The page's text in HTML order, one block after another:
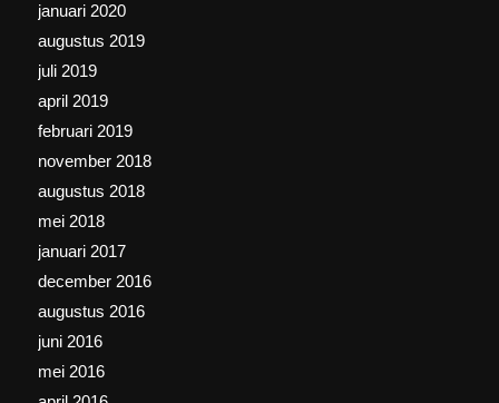
januari 2020
augustus 2019
juli 2019
april 2019
februari 2019
november 2018
augustus 2018
mei 2018
januari 2017
december 2016
augustus 2016
juni 2016
mei 2016